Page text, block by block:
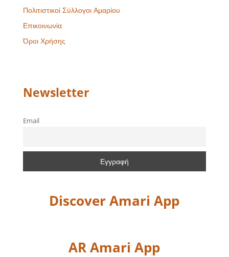
Πολιτιστικοί Σύλλογοι Αμαρίου
Επικοινωνία
Όροι Χρήσης
Newsletter
Email
Discover Amari App
AR Amari App